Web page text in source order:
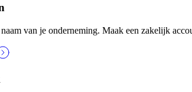
van je onderneming. Maak een zakelijk